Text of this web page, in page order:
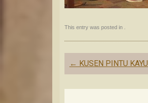
This entry was posted in .
Post
navigation
← KUSEN PINTU